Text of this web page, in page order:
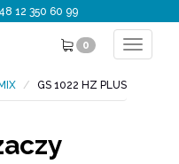
12 350 60 99
0
Toggle
GS 1022 HZ PLUS